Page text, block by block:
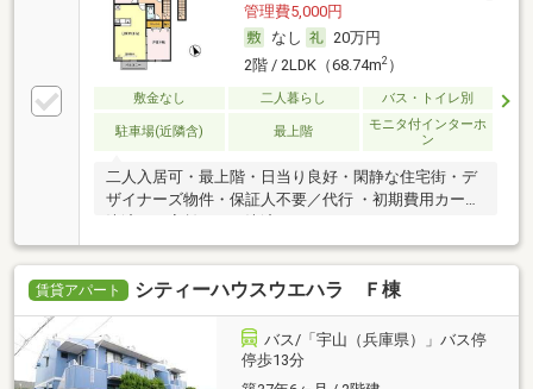
管理費5,000円
なし
20万円
2階 / 2LDK（68.74m2）
敷金なし 二人暮らし バス・トイレ別
駐車場(近隣含) 最上階
モニタ付インターホ
ン
二人入居可・最上階・日当り良好・閑静な住宅街・デ
ザイナーズ物件・保証人不要／代行 ・初期費用カード
賃貸アパート シティーハウスウエハラ Ｆ棟
バス/「宇山（兵庫県）」バス停
停歩13分